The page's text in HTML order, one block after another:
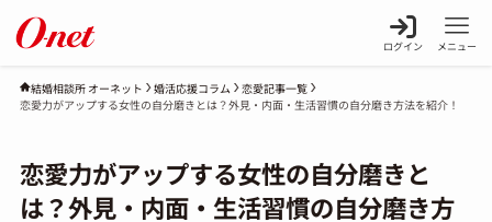
ログイン メニュー
結婚相談所 オーネット 婚活応援コラム
恋愛記事一覧
恋愛力がアップする女性の自分磨きとは？外見・内面・生活習慣の自分磨き方法を紹介！
恋愛力がアップする女性の自分磨きと
は？外見・内面・生活習慣の自分磨き方